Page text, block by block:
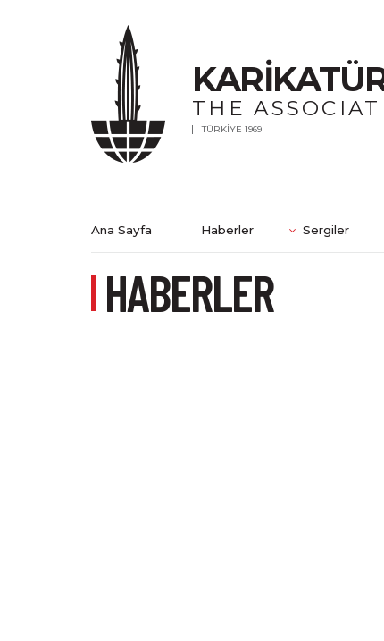
THE
TÜRKİYE 1969
Ana Sayfa Haberler Sergiler
HABERLER